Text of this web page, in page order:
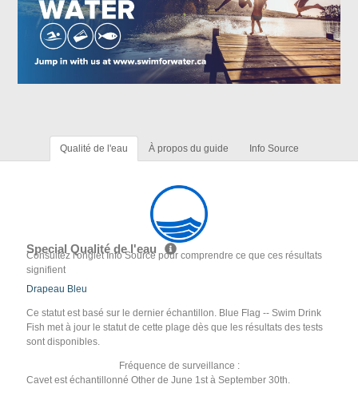
Qualité de l'eau À propos du guide Info Source
Special Qualité de l'eau
Consultez l'onglet Info Source pour comprendre ce que ces résultats
signifient
Drapeau Bleu
Ce statut est basé sur le dernier échantillon. Blue Flag -- Swim Drink
Fish met à jour le statut de cette plage dès que les résultats des tests
sont disponibles.
Fréquence de surveillance :
Cavet est échantillonné Other de June 1st à September 30th.